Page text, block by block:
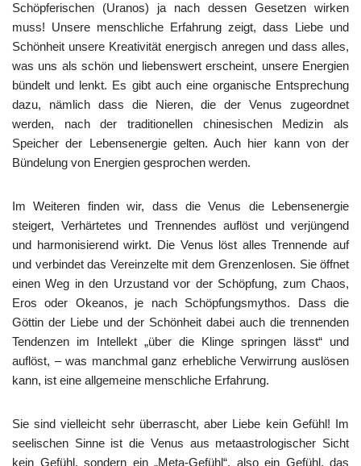
Schöpferischen (Uranos) ja nach dessen Gesetzen wirken
muss! Unsere menschliche Erfahrung zeigt, dass Liebe und
Schönheit unsere Kreativität energisch anregen und dass alles,
was uns als schön und liebenswert erscheint, unsere Energien
bündelt und lenkt. Es gibt auch eine organische Entsprechung
dazu, nämlich dass die Nieren, die der Venus zugeordnet
werden, nach der traditionellen chinesischen Medizin als
Speicher der Lebensenergie gelten. Auch hier kann von der
Bündelung von Energien gesprochen werden.
Im Weiteren finden wir, dass die Venus die Lebensenergie
steigert, Verhärtetes und Trennendes auflöst und verjüngend
und harmonisierend wirkt. Die Venus löst alles Trennende auf
und verbindet das Vereinzelte mit dem Grenzenlosen. Sie öffnet
einen Weg in den Urzustand vor der Schöpfung, zum Chaos,
Eros oder Okeanos, je nach Schöpfungsmythos. Dass die
Göttin der Liebe und der Schönheit dabei auch die trennenden
Tendenzen im Intellekt „über die Klinge springen lässt“ und
auflöst, – was manchmal ganz erhebliche Verwirrung auslösen
kann, ist eine allgemeine menschliche Erfahrung.
Sie sind vielleicht sehr überrascht, aber Liebe kein Gefühl! Im
seelischen Sinne ist die Venus aus metaastrologischer Sicht
kein Gefühl, sondern ein „Meta-Gefühl“, also ein Gefühl, das